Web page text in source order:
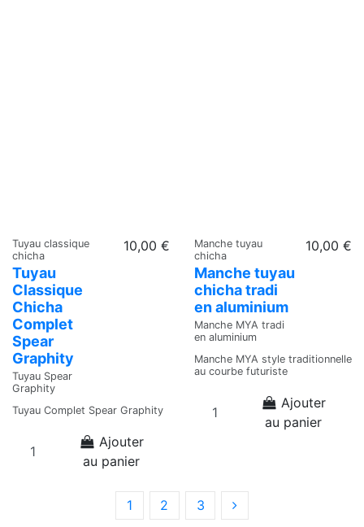
Tuyau classique
chicha
Tuyau
Classique
Chicha
Complet
Spear
Graphity
Tuyau Spear
Graphity
10,00 €
Tuyau Complet Spear Graphity
Ajouter
au panier
Manche tuyau
chicha
Manche tuyau
chicha tradi
en aluminium
Manche MYA tradi
en aluminium
10,00 €
Manche MYA style traditionnelle
au courbe futuriste
Ajouter
au panier
1 2 3